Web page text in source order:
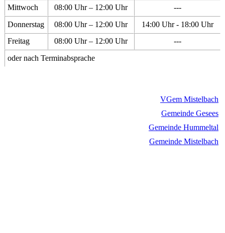
Mittwoch
08:00 Uhr – 12:00 Uhr
---
Donnerstag
08:00 Uhr – 12:00 Uhr
14:00 Uhr - 18:00 Uhr
Freitag
08:00 Uhr – 12:00 Uhr
---
oder nach Terminabsprache
VGem Mistelbach
Gemeinde Gesees
Gemeinde Hummeltal
Gemeinde Mistelbach